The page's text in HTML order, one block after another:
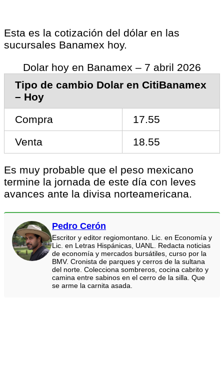
Esta es la cotización del dólar en las
sucursales Banamex hoy.
Dolar hoy en Banamex – 7 abril 2026
Tipo de cambio Dolar en CitiBanamex
– Hoy
Compra
17.55
Venta
18.55
Es muy probable que el peso mexicano
termine la jornada de este día con leves
avances ante la divisa norteamericana.
Pedro Cerón
Escritor y editor regiomontano. Lic. en Economía y
Lic. en Letras Hispánicas, UANL. Redacta noticias
de economía y mercados bursátiles, curso por la
BMV. Cronista de parques y cerros de la sultana
del norte. Colecciona sombreros, cocina cabrito y
camina entre sabinos en el cerro de la silla. Que
se arme la carnita asada.